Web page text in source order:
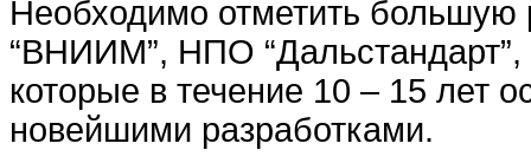
Необходимо отметить
“ВНИИМ”, НПО
которые в течение 10 – 15 лет
новейшими разработками.